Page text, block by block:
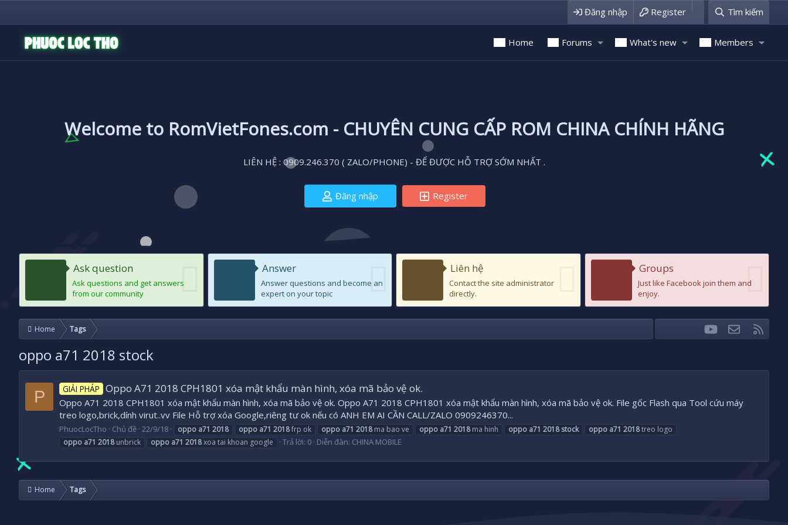
Đăng nhập Register Tìm kiếm
Home Forums What's new Members
Welcome to RomVietFones.com - CHUYÊN CUNG CẤP ROM CHINA CHÍNH HÃNG
LIÊN HỆ : 0909.246.370 ( ZALO/PHONE) - ĐỂ ĐƯỢC HỖ TRỢ SỚM NHẤT .
Đăng nhập Register
Ask question
Ask questions and get answers
from our community
Answer
Answer questions and become an
expert on your topic
Liên hệ
Contact the site administrator
directly.
Groups
Just like Facebook join them and
enjoy.
Home Tags FacebookTwitteryoutubeLiên hệ
oppo a71 2018 stock
P GIẢI PHÁP Oppo A71 2018 CPH1801 xóa mật khẩu màn hình, xóa mã bảo vệ ok.
Oppo A71 2018 CPH1801 xóa mật khẩu màn hình, xóa mã bảo vệ ok. Oppo A71 2018 CPH1801 xóa mật khẩu màn hình, xóa mã bảo vệ ok. File gốc Flash qua Tool cứu máy
treo logo,brick,dính virut..vv File Hỗ trợ xóa Google,riêng tư ok nếu có ANH EM AI CẦN CALL/ZALO 0909246370...
PhuocLocTho Chủ đề 22/9/18 oppo a71 2018 oppo a71 2018frp ok oppo a71 2018ma bao ve oppo a71 2018ma hinh oppo a71 2018 stock oppo a71 2018treo logo
oppo a71 2018unbrick oppo a71 2018xoa tai khoan google Trả lời: 0 Diễn đàn: CHINA MOBILE
Home Tags